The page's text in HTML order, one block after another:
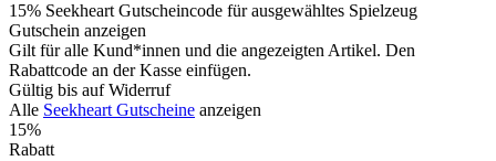
15% Seekheart Gutscheincode für ausgewähltes Spielzeug
Gutschein anzeigen
Gilt für alle Kund*innen und die angezeigten Artikel. Den
Rabattcode an der Kasse einfügen.
Gültig bis auf Widerruf
Alle Seekheart Gutscheine anzeigen
15%
Rabatt